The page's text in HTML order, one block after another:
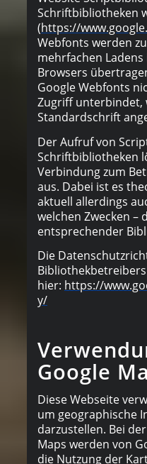
Schriftbibliotheken
(https://
Webfonts werden
mehrfachen Ladens
Browsers
Google Webfonts
Zugriff unterbindet,
Standardschrift
Der Aufruf von
Schriftbibliotheken
Verbindung zum
aus. Dabei ist es
aktuell allerdings
welchen Zwecken –
entsprechender
Die
hier: https://
y/
Google
Diese Webseite
um geographische
darzustellen. Bei
Maps werden von
die Nutzung der